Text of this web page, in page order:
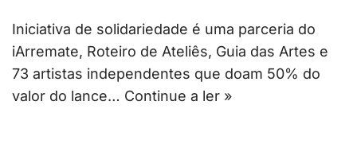
Iniciativa de solidariedade é uma parceria do
iArremate, Roteiro de Ateliês, Guia das Artes e
73 artistas independentes que doam 50% do
valor do lance… Continue a ler »